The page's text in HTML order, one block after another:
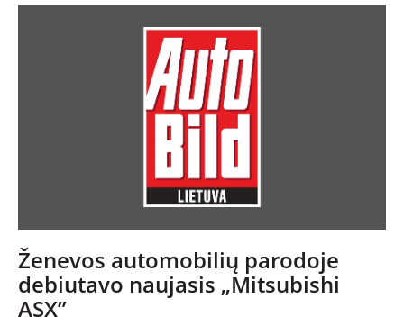
Ženevos automobilių parodoje
debiutavo naujasis „Mitsubishi
ASX”